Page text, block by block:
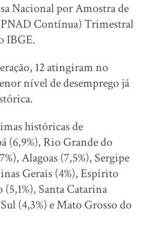
Nacional por Amostra de
Contínua) Trimestral
IBGE.
12 atingiram no
nível de desemprego já
históricas de
(6,9%), Rio Grande do
Alagoas (7,5%), Sergipe
Gerais (4%), Espírito
(5,1%), Santa Catarina
(4,3%) e Mato Grosso do